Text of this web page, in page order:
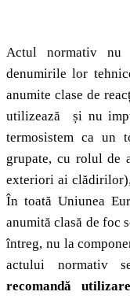
Actul normativ nu
denumirile lor
anumite clase de
utilizează și nu
termosistem ca un
grupate, cu rolul de
exteriori ai
În toată Uniunea
anumită clasă de foc
întreg, nu la
actului normativ
recomandă